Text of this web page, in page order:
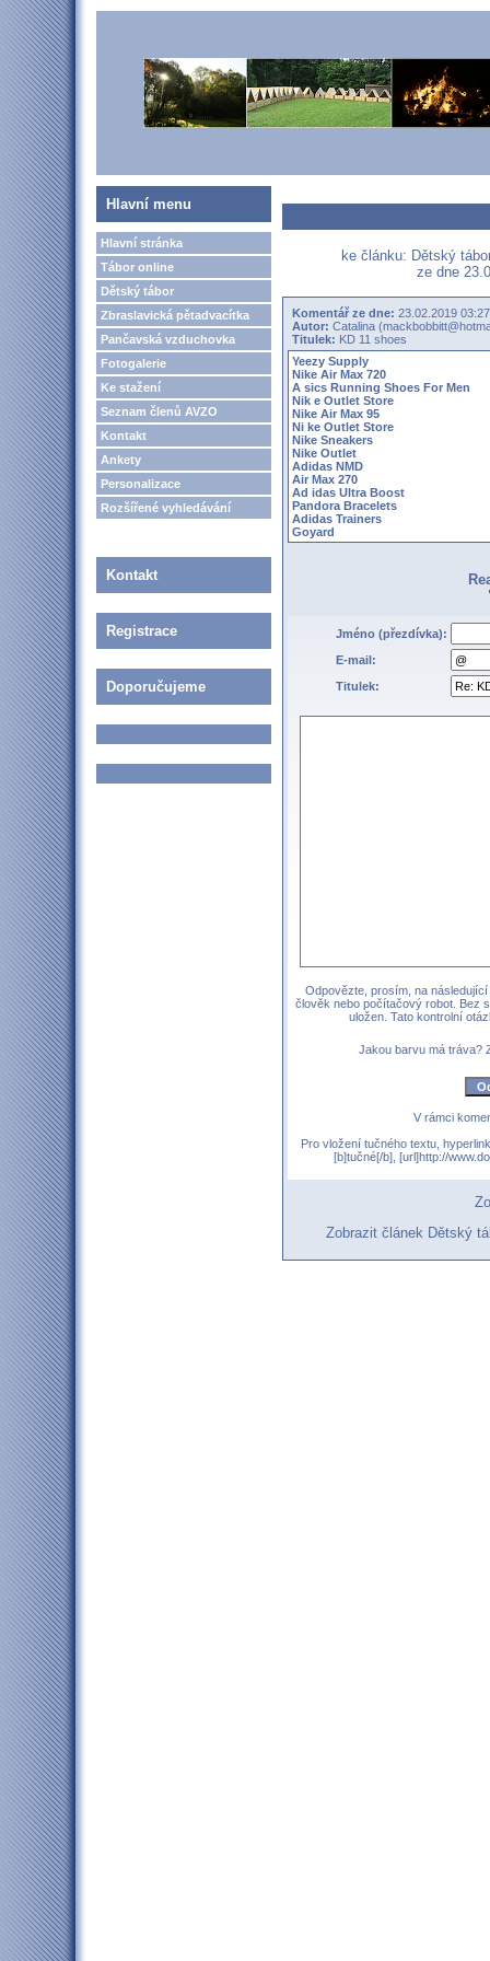
Hlavní menu
Hlavní stránka
Tábor online
Dětský tábor
Zbraslavická pětadvacítka
Pančavská vzduchovka
Fotogalerie
Ke stažení
Seznam členů AVZO
Kontakt
Ankety
Personalizace
Rozšířené vyhledávání
Kontakt
Registrace
Doporučujeme
ke článku: Dětský
ze dne
Komentář ze dne: 23.02.2019
Autor: Catalina
Titulek: KD 11 shoes
Yeezy Supply
Nike Air Max 720
A sics Running Shoes For Men
Nik e Outlet Store
Nike Air Max 95
Ni ke Outlet Store
Nike Sneakers
Nike Outlet
Adidas NMD
Air Max 270
Ad idas Ultra Boost
Pandora Bracelets
Adidas Trainers
Goyard
Jméno (přezdívka):
E-mail:
Titulek:
Odpovězte, prosím, na
člověk nebo počítačový robot. Bez
uložen. Tato kontrolní
Jakou barvu má tráva?
V rámci
Pro vložení tučného textu,
[b]tučné[/b], [url]http://
Zobrazit článek Dětský